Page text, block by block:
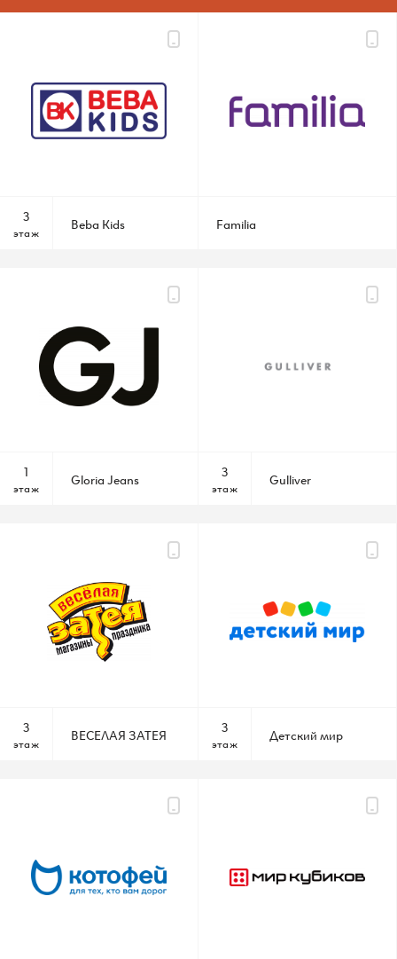
О ТЦ
Вакансии
Контакты
Администрация ТЦ
info@raikinplaza.ru
По всем вопросам
Шереметьевская д.6, к.1
10:00 – 22:00 без выходных
КАК ДОБРАТЬСЯ
КАРТА САЙТА
3
этаж Beba Kids Familia
1
этаж Gloria Jeans 3
этаж Gulliver
3
этаж ВЕСЕЛАЯ ЗАТЕЯ 3
этаж Детский мир